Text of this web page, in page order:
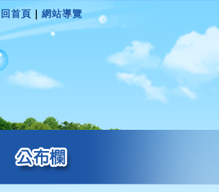
回首頁 網站導覽